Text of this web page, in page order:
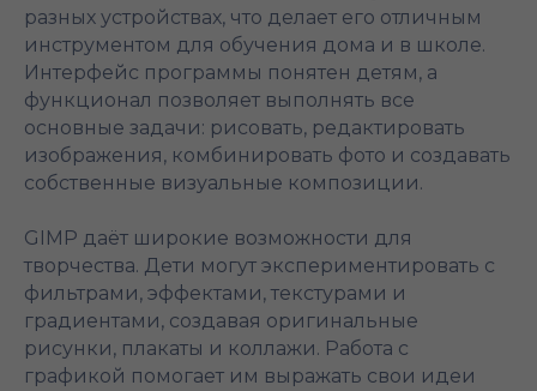
разных устройствах, что делает его отличным
инструментом для обучения дома и в школе.
Интерфейс программы понятен детям, а
функционал позволяет выполнять все
основные задачи: рисовать, редактировать
изображения, комбинировать фото и создавать
собственные визуальные композиции.
GIMP даёт широкие возможности для
творчества. Дети могут экспериментировать с
фильтрами, эффектами, текстурами и
градиентами, создавая оригинальные
рисунки, плакаты и коллажи. Работа с
графикой помогает им выражать свои идеи